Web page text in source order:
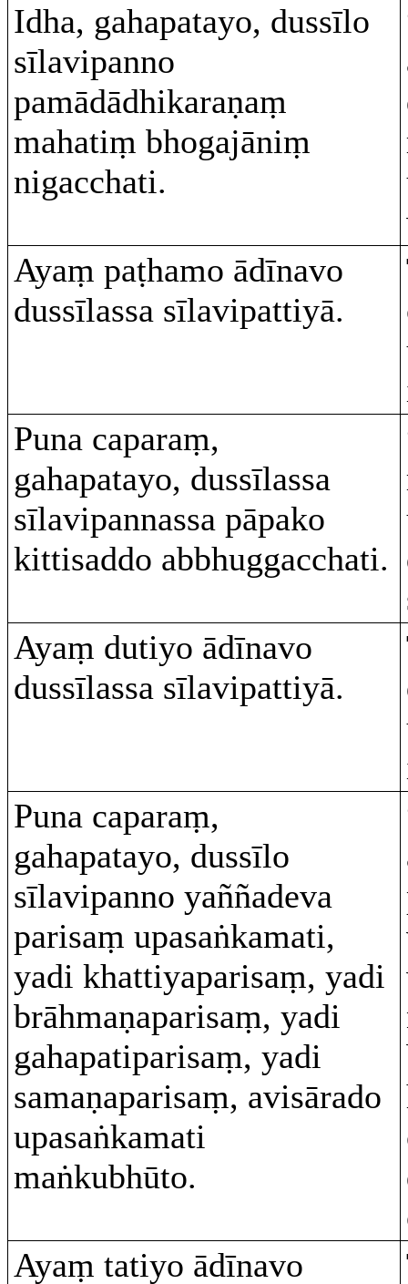
Idha, gahapatayo, dussīlo
sīlavipanno
pamādādhikaraṇaṃ
mahatiṃ bhogajāniṃ
nigacchati.
Ayaṃ paṭhamo ādīnavo
dussīlassa sīlavipattiyā.
Puna caparaṃ,
gahapatayo, dussīlassa
sīlavipannassa pāpako
kittisaddo abbhuggacchati.
Ayaṃ dutiyo ādīnavo
dussīlassa sīlavipattiyā.
Puna caparaṃ,
gahapatayo, dussīlo
sīlavipanno yaññadeva
parisaṃ upasaṅkamati,
yadi khattiyaparisaṃ, yadi
brāhmaṇaparisaṃ, yadi
gahapatiparisaṃ, yadi
samaṇaparisaṃ, avisārado
upasaṅkamati
maṅkubhūto.
Ayaṃ tatiyo ādīnavo